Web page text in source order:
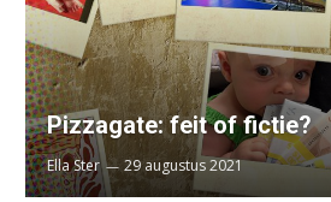
Pizzagate: feit of fictie?
Ella Ster 29 augustus 2021